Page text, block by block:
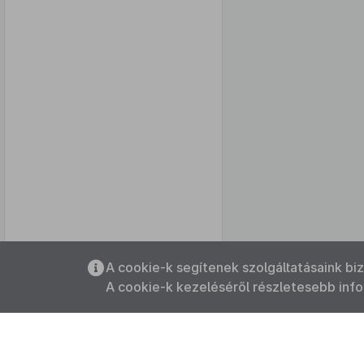
Az oldalmenübe visszatéréshez
ALT + S billentyűket.
A cookie-k segítenek szolgáltatásaink
A cookie-k kezeléséről részletesebb